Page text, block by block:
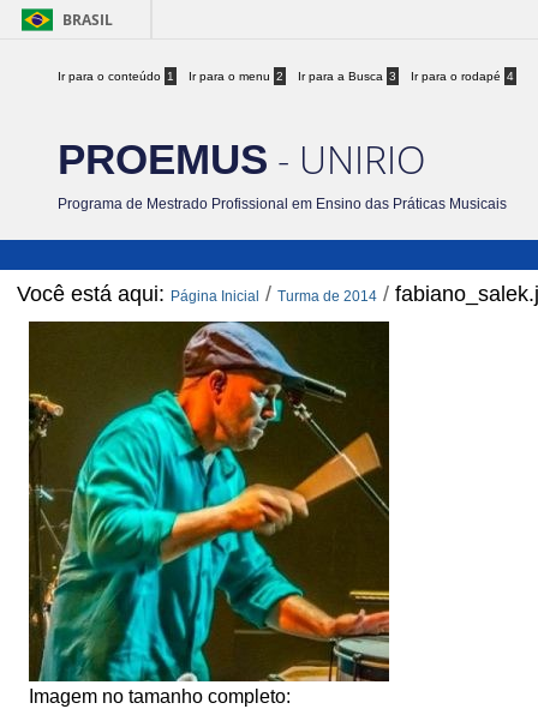
BRASIL
Ir para o conteúdo 1 Ir para o menu 2 Ir para a Busca 3 Ir para o rodapé 4
PROEMUS - UNIRIO
Programa de Mestrado Profissional em Ensino das Práticas Musicais
Você está aqui: Página Inicial /Turma de 2014 /
Imagem no tamanho completo: